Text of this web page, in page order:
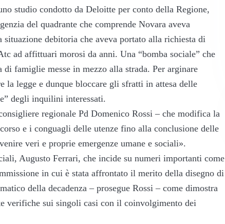
studio condotto da Deloitte per conto della Regione,
del quadrante che comprende Novara aveva
debitoria che aveva portato alla richiesta di
ad affittuari morosi da anni. Una “bomba sociale” che
famiglie messe in mezzo alla strada. Per arginare
la legge e dunque bloccare gli sfratti in attesa delle
degli inquilini interessati.
regionale Pd Domenico Rossi – che modifica la
e i conguagli delle utenze fino alla conclusione delle
veri e proprie emergenze umane e sociali».
Augusto Ferrari, che incide su numeri importanti come
in cui è stata affrontato il merito della disegno di
della decadenza – prosegue Rossi – come dimostra
verifiche sui singoli casi con il coinvolgimento dei